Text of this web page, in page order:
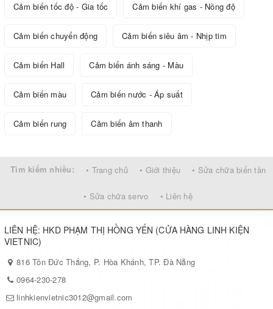
Cảm biến tốc độ - Gia tốc Cảm biến khí gas - Nồng độ
Cảm biến chuyển động Cảm biến siêu âm - Nhịp tim
Cảm biến Hall Cảm biến ánh sáng - Màu
Cảm biến màu Cảm biến nước - Áp suất
Cảm biến rung Cảm biến âm thanh
Tìm kiếm nhiều: • Trang chủ • Giới thiệu • Sửa chữa biến tần
• Sửa chữa servo • Liên hệ
LIÊN HỆ: HKD PHẠM THỊ HỒNG YẾN (CỬA HÀNG LINH KIỆN
VIETNIC)
816 Tôn Đức Thắng, P. Hòa Khánh, TP. Đà Nẵng
0964-230-278
linhkienvietnic3012@gmail.com